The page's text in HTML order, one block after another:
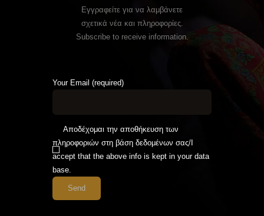
Εγγραφείτε για να λαμβάνετε
σχετικά νέα και πληροφορίες.
Subscribe to receive information.
Your Email (required)
Αποδέχομαι την αποθήκευση των
πληροφοριών στη βάση δεδομένων σας/I
accept that the above info is kept in your data
base.